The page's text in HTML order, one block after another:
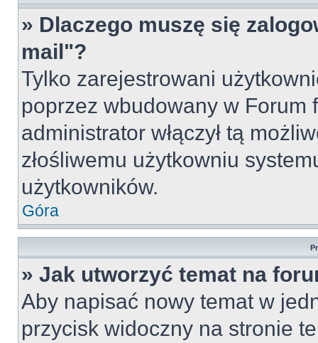
» Dlaczego muszę się
mail"?
Tylko zarejestrowani
poprzez wbudowany w Forum
administrator włączył tą
złośliwemu użytkowniu
użytkowników.
Góra
» Jak utworzyć temat na
Aby napisać nowy temat w
przycisk widoczny na stronie